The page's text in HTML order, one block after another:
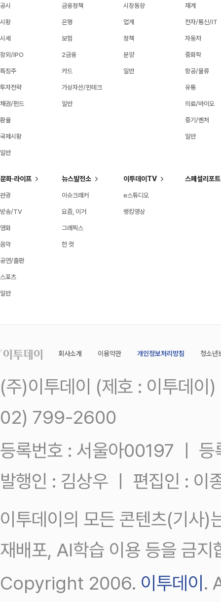
공시
시황
시세
장외/IPO
특징주
투자전략
채권/펀드
환율
국제시황
일반
금융정책
은행
보험
2금융
카드
가상자산/핀테크
일반
시장동향
업계
정책
분양
일반
재계
전자/통신/IT
자동차
중화학
항공/물류
유통
의료/바이오
중기/벤처
일반
문화·라이프
관광
방송/TV
영화
음악
공연/출판
스포츠
일반
뉴스발전소
이슈크래커
요즘, 이거
그래픽스
한 컷
이투데이TV
e스튜디오
랭킹영상
스페셜리포트
회사소개 이용약관 개인정보처리방침 청소년
(주)이투데이 (제호 : 이투데
02) 799-2600
등록번호 : 서울아00197 ㅣ
발행인 : 김상우 ㅣ 편집인 : 이
이투데이의 모든 콘텐츠(기사)
재배포, AI학습 이용 등을 금지
Copyright 2006. 이투데이 .